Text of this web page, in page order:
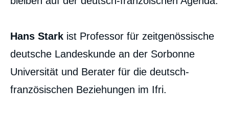
Hans Stark ist Professor für zeitgenössische
deutsche Landeskunde an der Sorbonne
Universität und Berater für die deutsch-
französischen Beziehungen im Ifri.